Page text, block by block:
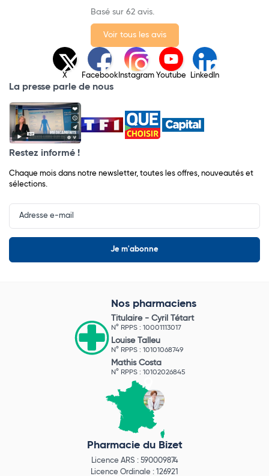
Basé sur 62 avis.
Voir tous les avis
X Facebook Instagram Youtube LinkedIn
La presse parle de nous
Restez informé !
Chaque mois dans notre newsletter, toutes les offres, nouveautés et
sélections.
Input
Newsletter
Nos pharmaciens
Titulaire - Cyril Tétart
N° RPPS : 10001113017
Louise Talleu
N° RPPS : 10101068749
Mathis Costa
N° RPPS : 10102026845
Pharmacie du Bizet
Licence ARS : 590009874
Licence Ordinale : 126921